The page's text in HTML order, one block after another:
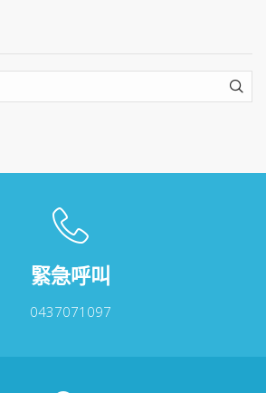
緊急呼叫
0437071097